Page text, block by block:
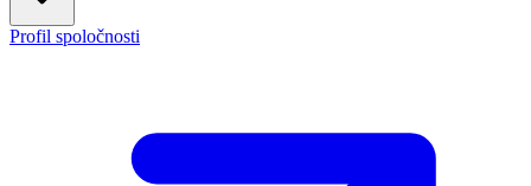
Profil spoločnosti